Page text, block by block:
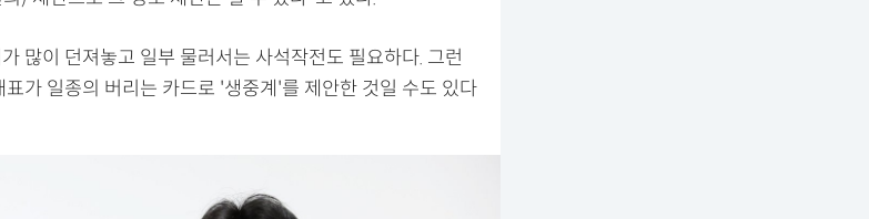
많이 던져놓고 일부 물러서는 사석작전도 필요하다. 그런
가 일종의 버리는 카드로 '생중계'를 제안한 것일 수도 있다